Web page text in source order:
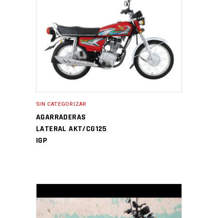
SIN CATEGORIZAR
AGARRADERAS
LATERAL AKT/CG125
IGP